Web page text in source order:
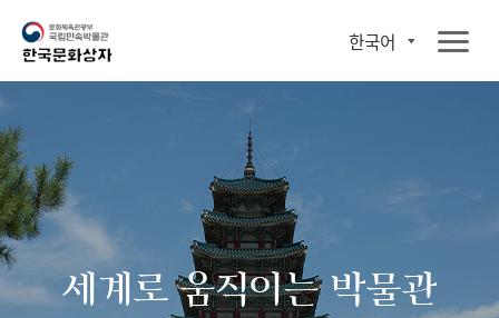
한국어
세계로 움직이는 박물관